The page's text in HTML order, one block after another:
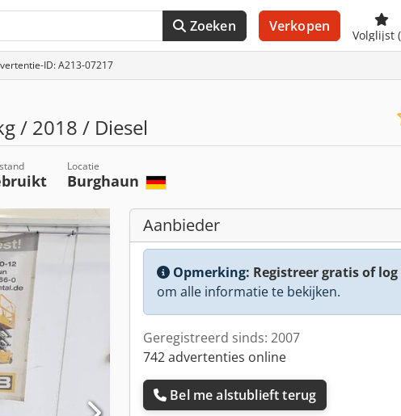
Zoeken Verkopen
Volglijst
ID: A213-07217
/ 2018 / Diesel
Locatie
Burghaun
Aanbieder
Opmerking: Registreer gratis of
om alle informatie te bekijken.
Geregistreerd sinds: 2007
742 advertenties online
Bel me alstublieft terug